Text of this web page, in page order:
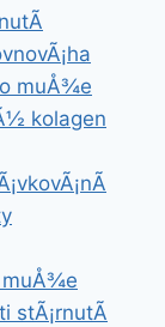
muÅ¾e
kolagen
muÅ¾e
stÃ¡rnutÃ­